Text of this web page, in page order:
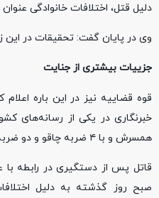
دلیل قتل، اختلافات خانوادگی
وی در پایان گفت: تحقیقات در این
جزییات بیشتری از جنایت
قوه قضاییه نیز در این باره
خبرنگاری در یکی از رسانه‌های
همسرش و با ۴ ضربه چاقو و دو ضربه دمبل ورزشی به قتل رسید.
قاتل پس از دستگیری در رابطه
صبح روز گذشته به دلیل